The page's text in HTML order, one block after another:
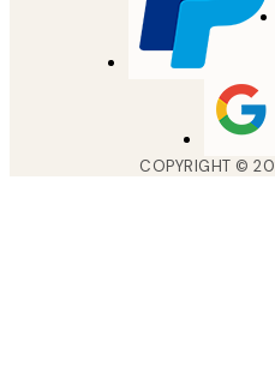
COPYRIGHT ©